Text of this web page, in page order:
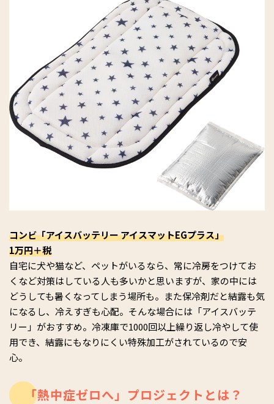
コンビ「アイスバッテリー アイスマットEGプラス」
1万円＋税
自宅に犬や猫など、ペットがいるなら、常に冷房をつけてお
くなど対策はしている人も多いかと思いますが、家の中には
どうしても暑くなってしまう場所も。また保冷剤だと結露も気
になるし、冷えすぎも心配。そんな場合には「アイスバッテ
リー」がおすすめ。冷凍庫で1000回以上繰り返し冷やして使
用でき、結露にもなりにくい特殊加工がされているので安
心。
「熱中症ゼロへ」プロジェクトとは？